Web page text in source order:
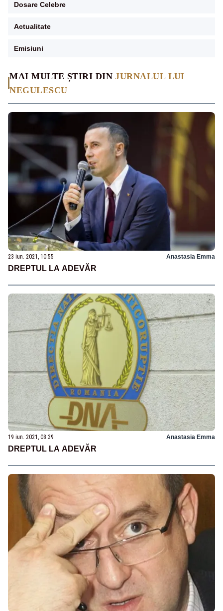
MAI MULTE ȘTIRI DINJURNALUL LUI
NEGULESCU
23 iun. 2021, 10:55 Anastasia Emma
DREPTUL LA ADEVĂR
19 iun. 2021, 08:39 Anastasia Emma
DREPTUL LA ADEVĂR
Dosare Celebre
Actualitate
Emisiuni